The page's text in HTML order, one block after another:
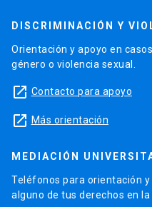
DISCRIMINACIÓN Y
Orientación y apoyo en
género o violencia sexual.
launch Contacto para apoyo
launch Más orientación
MEDIACIÓN
Teléfonos para orientación
alguno de tus derechos en